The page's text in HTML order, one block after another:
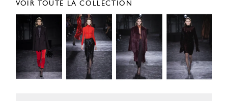
VOIR TOUTE LA COLLECTION